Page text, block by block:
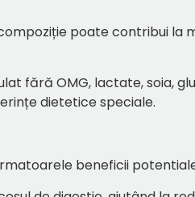
poate contribui la
fără OMG, lactate, soia,
dietetice speciale.
beneficii